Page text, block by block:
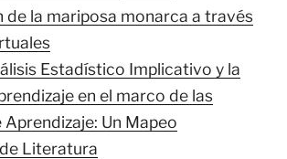
de la mariposa monarca a través
Estadístico Implicativo y la
en el marco de las
Un Mapeo
Literatura